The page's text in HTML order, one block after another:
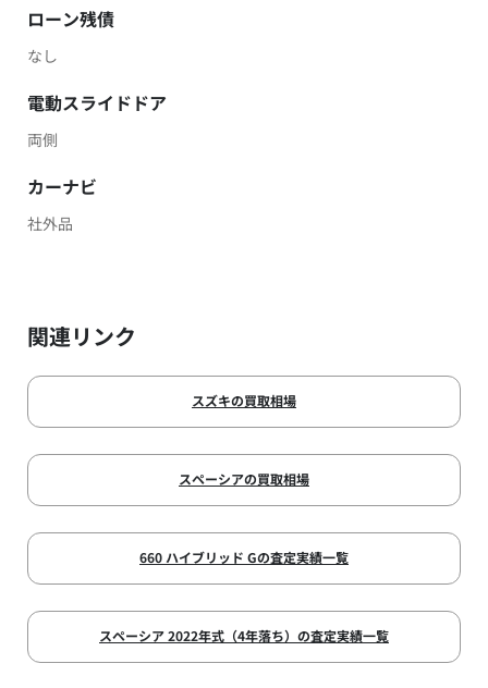
ローン残債
なし
電動スライドドア
両側
カーナビ
社外品
関連リンク
スズキの買取相場
スペーシアの買取相場
660 ハイブリッド Gの査定実績一覧
スペーシア 2022年式（4年落ち）の査定実績一覧